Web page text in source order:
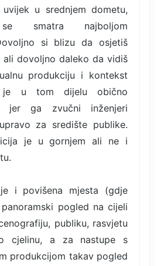
u srednjem dometu,
se smatra najboljom
si blizu da osjetiš
ali dovoljno daleko da vidiš
produkciju i kontekst
je u tom dijelu obično
jer ga zvučni inženjeri
za središte publike.
je u gornjem ali ne i
i povišena mjesta (gdje
pogled na cijeli
publiku, rasvjetu
cjelinu, a za nastupe s
produkcijom takav pogled